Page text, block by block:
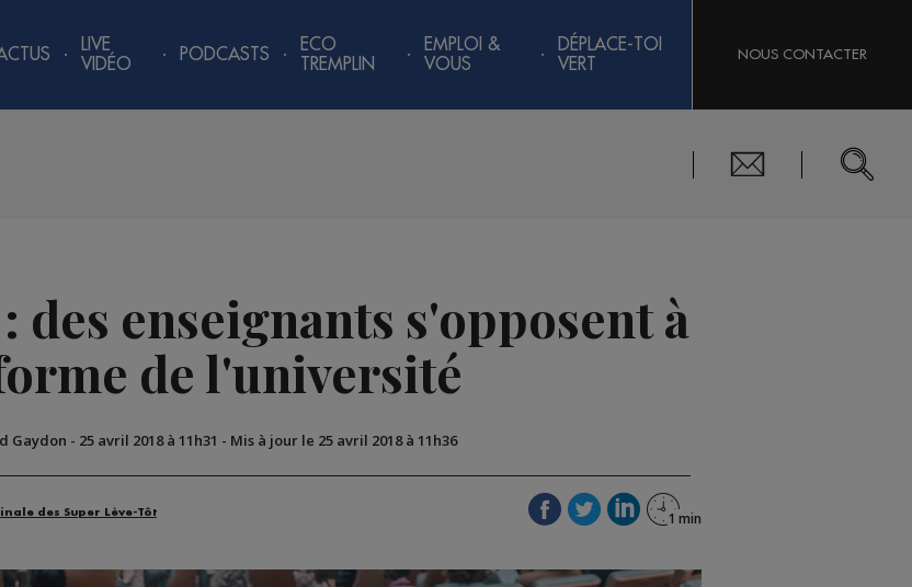
LIVE
VIDÉO
PODCASTS
ECO
TREMPLIN
EMPLOI &
VOUS
DÉPLACE-TOI
VERT
NOUS CONTACTER
des enseignants s'opposent à
de l'université
Gaydon - 25 avril 2018 à 11h31 - Mis à jour le 25 avril 2018 à 11h36
des Super Lève-Tôt